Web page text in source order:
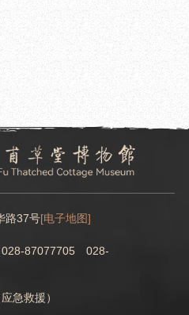
市偃师区杜甫中学及沁阳市第一中学
开展“全国古籍重点保护单位”复核等相关
路37号[电子地图]
87077705 028-
急救援）